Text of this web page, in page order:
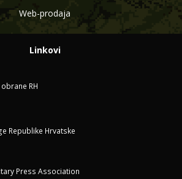
Web-prodaja
Linkovi
RH
Republike Hrvatske
Press Association